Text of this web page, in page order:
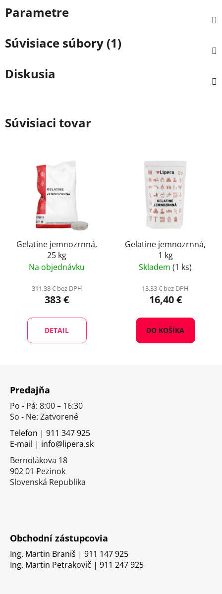
Parametre
Súvisiace súbory (1)
Diskusia
Súvisiaci tovar
Gelatine jemnozrnná,
25 kg
Na objednávku
311,38 € bez DPH
383 €
DETAIL
Gelatine jemnozrnná,
1 kg
Skladem (1 ks)
13,33 € bez DPH
16,40 €
DO KOŠÍKA
Predajňa
Po - Pá: 8:00 – 16:30
So - Ne: Zatvorené
Telefon | 911 347 925
E-mail | info@lipera.sk
Bernolákova 18
902 01 Pezinok
Slovenská Republika
Obchodní zástupcovia
Ing. Martin Braniš | 911 147 925
Ing. Martin Petrakovič | 911 247 925